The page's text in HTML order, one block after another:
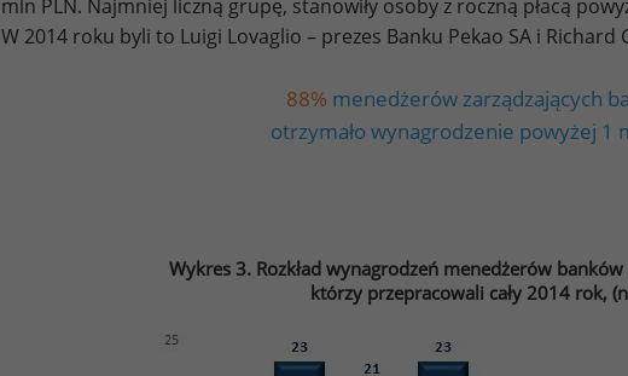
mln PLN. Najmniej liczną grupę, stanowiły osoby z roczną płacą
W 2014 roku byli to Luigi Lovaglio – prezes Banku Pekao SA i Richard
88% menedżerów zarządzających
otrzymało wynagrodzenie powyżej 1
Wykres 3. Rozkład wynagrodzeń menedżerów
którzy przepracowali cały 2014 rok,